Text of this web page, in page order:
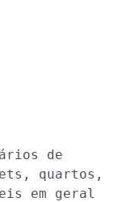
de
quartos,
em geral